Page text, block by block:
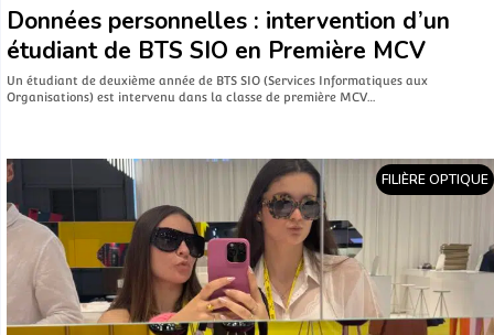
Données personnelles : intervention d’un
étudiant de BTS SIO en Première MCV
Un étudiant de deuxième année de BTS SIO (Services Informatiques aux
Organisations) est intervenu dans la classe de première MCV…
FILIÈRE OPTIQUE